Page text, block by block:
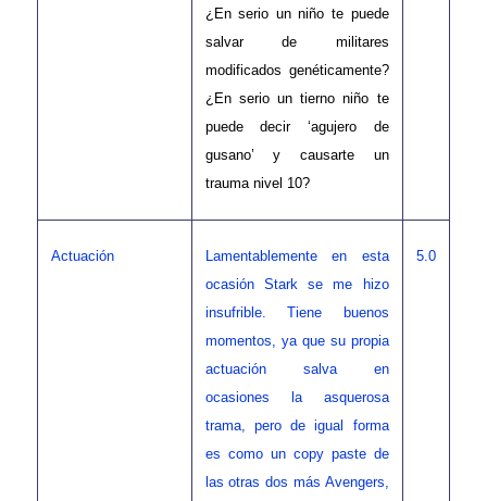
¿En serio un niño te puede
salvar de militares
modificados genéticamente?
¿En serio un tierno niño te
puede decir ‘agujero de
gusano’ y causarte un
trauma nivel 10?
Actuación
Lamentablemente en esta
ocasión Stark se me hizo
insufrible. Tiene buenos
momentos, ya que su propia
actuación salva en
ocasiones la asquerosa
trama, pero de igual forma
es como un copy paste de
las otras dos más Avengers,
5.0